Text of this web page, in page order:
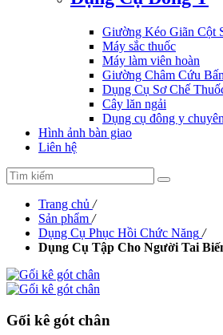
Giường Kéo Giãn Cột
Máy sắc thuốc
Máy làm viên hoàn
Giường Châm Cứu
Dụng Cụ Sơ Chế
Cây lăn ngải
Dụng cụ đông y
Hình ảnh bàn giao
Liên hệ
Trang chủ /
Sản phẩm /
Dụng Cụ Phục Hồi Chức Năng /
Dụng Cụ Tập Cho Người Tai
Gối kê gót chân